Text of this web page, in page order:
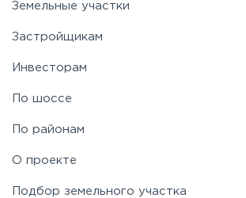
Земельные участки
Застройщикам
Инвесторам
По шоссе
По районам
О проекте
Подбор земельного участка